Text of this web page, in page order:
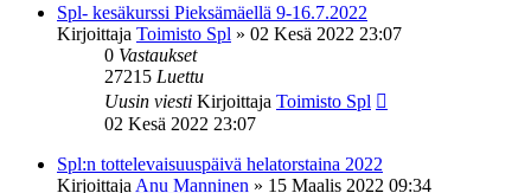
Spl- kesäkurssi Pieksämäellä 9-16.7.2022
Kirjoittaja Toimisto Spl » 02 Kesä 2022 23:07
0 Vastaukset
27215 Luettu
Uusin viesti Kirjoittaja Toimisto Spl
02 Kesä 2022 23:07
Spl:n tottelevaisuuspäivä helatorstaina 2022
Kirjoittaja Anu Manninen » 15 Maalis 2022 09:34